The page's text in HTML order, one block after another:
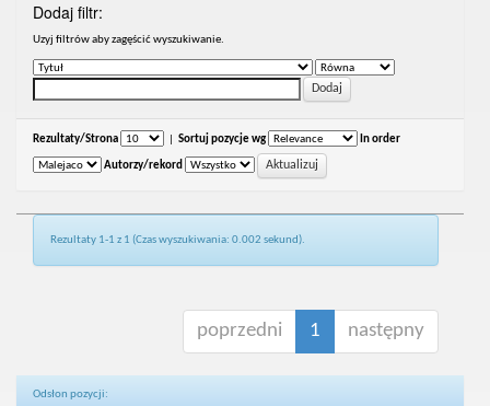
Dodaj filtr:
Uzyj filtrów aby zagęścić wyszukiwanie.
Rezultaty/Strona Sortuj pozycje wg In order
Autorzy/rekord
Rezultaty 1-1 z 1 (Czas wyszukiwania: 0.002 sekund).
poprzedni 1 następny
Odsłon pozycji: